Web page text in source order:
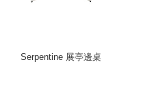
Serpentine 展亭邊桌